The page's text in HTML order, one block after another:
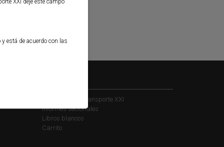
Suscribirse a Transporte XXI
Informes sectoriales
Libros blancos
Carrito
XXI deje este campo
está de acuerdo con las